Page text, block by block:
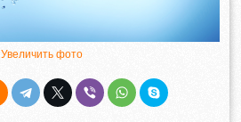
Увеличить фото